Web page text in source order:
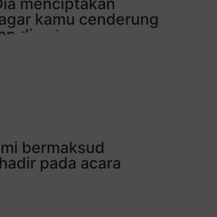
kamu cenderung
di antaramu rasa
benar
berpikir."
bermaksud
pada acara